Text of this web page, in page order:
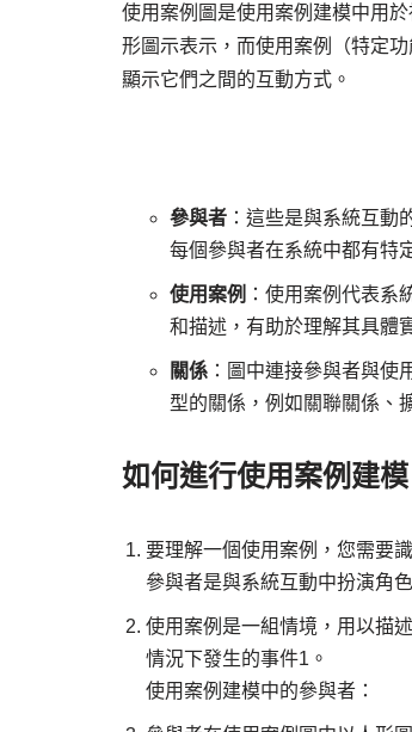
使用案例圖是使用案例建模中用
形圖示表示，而使用案例（特定
顯示它們之間的互動方式。
參與者 ：這些是與系統互動
每個參與者在系統中都有特
使用案例 ：使用案例代表
和描述，有助於理解其具體
關係 ：圖中連接參與者與
型的關係，例如關聯關係、
如何進行使用案例建模
要理解一個使用案例，您需要
參與者是與系統互動中扮演角
使用案例是一組情境，用以描
情況下發生的事件1。
使用案例建模中的參與者：